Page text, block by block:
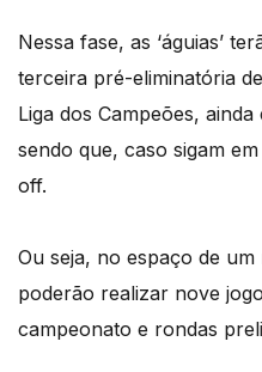
Nessa fase, as ‘águias’
terceira pré-eliminatória
Liga dos Campeões,
sendo que, caso sigam
off.
Ou seja, no espaço de um
poderão realizar nove
campeonato e rondas